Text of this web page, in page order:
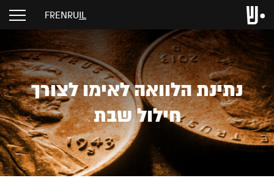
IL
RU
EN
FR
נתינת הלוואה לאימו לצורך
חילול שבת